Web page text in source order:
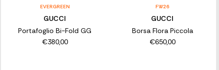
EVERGREEN
GUCCI
Portafoglio Bi-Fold GG
€380,00
FW26
GUCCI
Borsa Flora Piccola
€650,00